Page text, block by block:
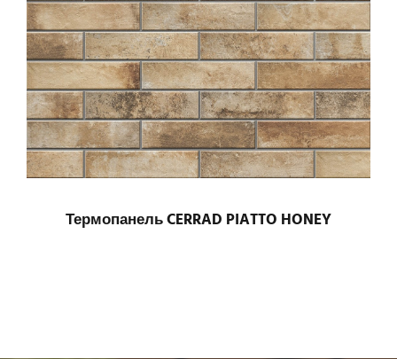
Термопанель CERRAD PIATTO HONEY